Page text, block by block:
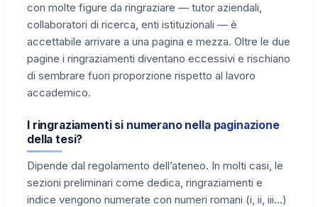
con molte figure da ringraziare — tutor aziendali,
collaboratori di ricerca, enti istituzionali — è
accettabile arrivare a una pagina e mezza. Oltre le due
pagine i ringraziamenti diventano eccessivi e rischiano
di sembrare fuori proporzione rispetto al lavoro
accademico.
I ringraziamenti si numerano nella paginazione
della tesi?
Dipende dal regolamento dell’ateneo. In molti casi, le
sezioni preliminari come dedica, ringraziamenti e
indice vengono numerate con numeri romani (i, ii, iii…)